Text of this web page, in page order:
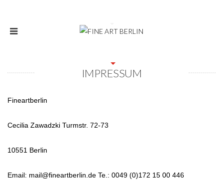
IMPRESSUM
Fineartberlin
Cecilia Zawadzki Turmstr. 72-73
10551 Berlin
Email: mail@fineartberlin.de Te.: 0049 (0)172 15 00 446